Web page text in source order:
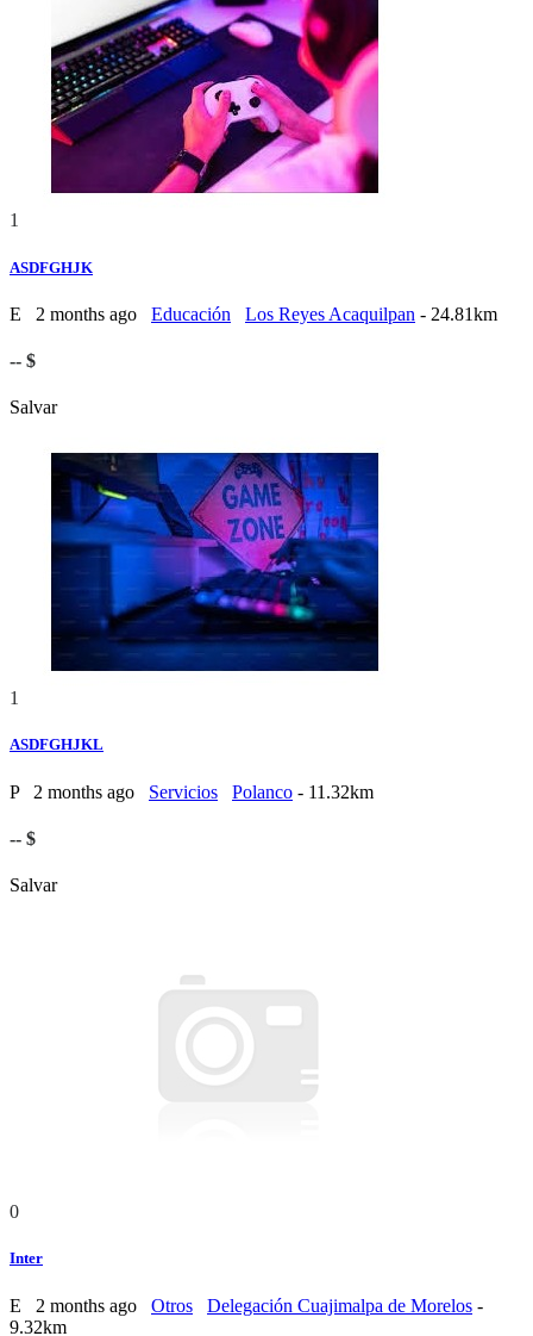
1
ASDFGHJK
E 2 months ago Educación Los Reyes Acaquilpan - 24.81km
-- $
Salvar
1
ASDFGHJKL
P 2 months ago Servicios Polanco - 11.32km
-- $
Salvar
0
Inter
E 2 months ago Otros Delegación Cuajimalpa de Morelos -
9.32km